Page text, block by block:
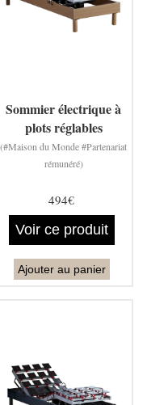
Sommier électrique à
plots réglables
(#Maison du Monde #Partenariat
rémunéré)
494€
Voir ce produit
Ajouter au panier